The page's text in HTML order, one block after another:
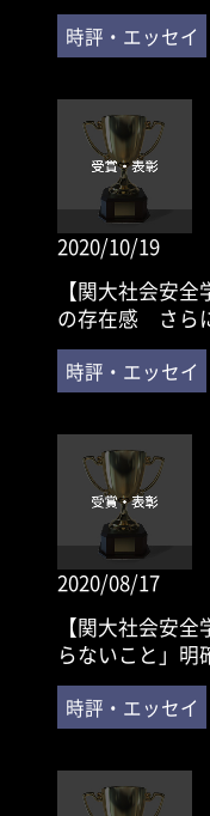
2020/10/19
【関大社会安
の存在感 さら
2020/08/17
【関大社会安
らないこと」明